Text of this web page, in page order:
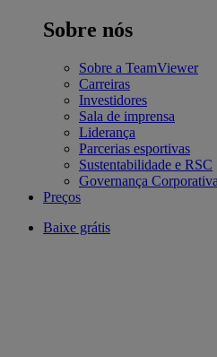
Sobre nós
Sobre a TeamViewer
Carreiras
Investidores
Sala de imprensa
Liderança
Parcerias esportivas
Sustentabilidade e RSC
Governança Corporativa
Preços
Baixe grátis